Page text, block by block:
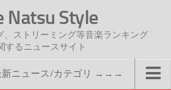
Natsu Style
、ストリーミング等音楽ランキング
するニュースサイト
新ニュース/カテゴリ →→→